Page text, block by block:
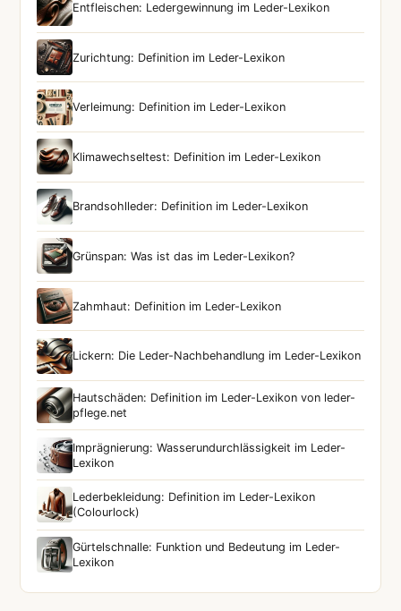
Entfleischen: Ledergewinnung im Leder-Lexikon
Zurichtung: Definition im Leder-Lexikon
Verleimung: Definition im Leder-Lexikon
Klimawechseltest: Definition im Leder-Lexikon
Brandsohlleder: Definition im Leder-Lexikon
Grünspan: Was ist das im Leder-Lexikon?
Zahmhaut: Definition im Leder-Lexikon
Lickern: Die Leder-Nachbehandlung im Leder-Lexikon
Hautschäden: Definition im Leder-Lexikon von leder-
pflege.net
Imprägnierung: Wasserundurchlässigkeit im Leder-
Lexikon
Lederbekleidung: Definition im Leder-Lexikon
(Colourlock)
Gürtelschnalle: Funktion und Bedeutung im Leder-
Lexikon